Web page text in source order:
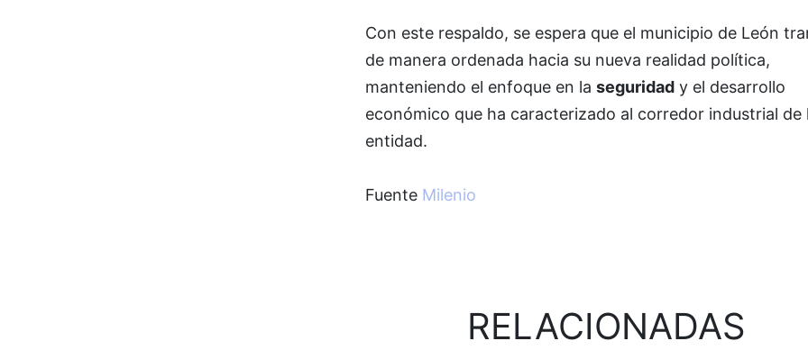
Con este respaldo, se espera que el municipio de León
de manera ordenada hacia su nueva realidad política,
manteniendo el enfoque en la seguridady el desarrollo
económico que ha caracterizado al corredor industrial de
entidad.
Fuente Milenio
RELACIONADAS